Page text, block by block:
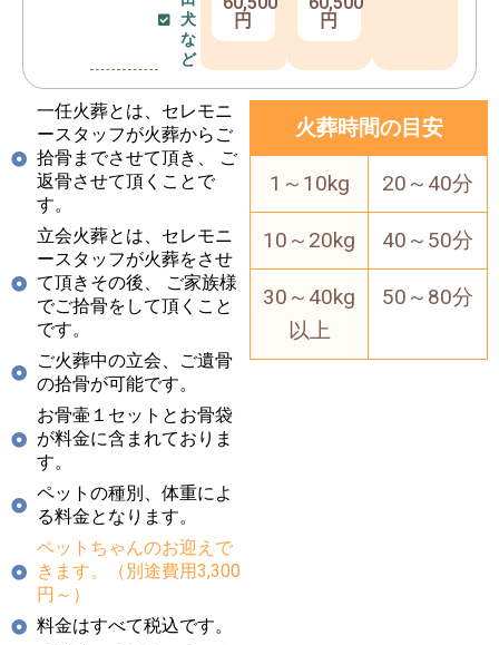
犬
な
ど
円
円
一任火葬とは、セレモニ
ースタッフが火葬からご
拾骨までさせて頂き、 ご
返骨させて頂くことで
す。
立会火葬とは、セレモニ
ースタッフが火葬をさせ
て頂きその後、 ご家族様
でご拾骨をして頂くこと
です。
ご火葬中の立会、ご遺骨
の拾骨が可能です。
お骨壷１セットとお骨袋
が料金に含まれておりま
す。
ペットの種別、体重によ
る料金となります。
ペットちゃんのお迎えで
きます。（別途費用3,300
円～）
料金はすべて税込です。
火葬時間の目安
1～10kg 20～40分
10～20kg 40～50分
30～40kg
以上
50～80分